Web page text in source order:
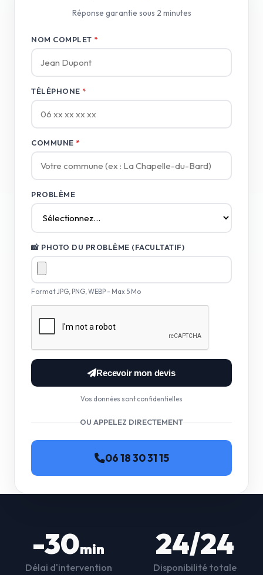
Réponse garantie sous 2 minutes
NOM COMPLET *
TÉLÉPHONE *
COMMUNE *
PROBLÈME
📸 PHOTO DU PROBLÈME (FACULTATIF)
Format JPG, PNG, WEBP - Max 5 Mo
Recevoir mon devis
Vos données sont confidentielles
OU APPELEZ DIRECTEMENT
06 18 30 31 15
-30min
Délai d'intervention
24/24
Disponibilité totale